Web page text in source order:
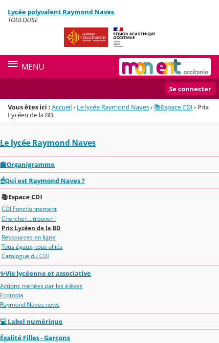
Menu de la rubrique
Contenu
Lycée polyvalent Raymond Naves
TOULOUSE
MENU
Se connecter
Vous êtes ici : Accueil› Le lycée Raymond Naves›📚Espace CDI › Prix
Lycéen de la BD
Le lycée Raymond Naves
🏫Organigramme
☝️Qui est Raymond Naves ?
📚Espace CDI
CDI Fonctionnement
Chercher... trouver !
Prix Lycéen de la BD
Ressources en ligne
Tous égaux, tous alliés
Catalogue du CDI
✨Vie lycéenne et associative
Actions menées par les élèves
Ecotopia
Raymond Naves news
💻 Label numérique
Égalité Filles - Garçons